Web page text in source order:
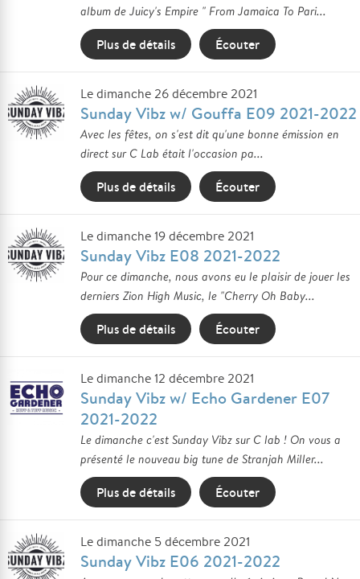
album de Juicy's Empire " From Jamaica To Pari...
Plus de détails Écouter
Le dimanche 26 décembre 2021
Sunday Vibz w/ Gouffa E09 2021-2022
Avec les fêtes, on s'est dit qu'une bonne émission en
direct sur C Lab était l'occasion pa...
Plus de détails Écouter
Le dimanche 19 décembre 2021
Sunday Vibz E08 2021-2022
Pour ce dimanche, nous avons eu le plaisir de jouer les
derniers Zion High Music, le "Cherry Oh Baby...
Plus de détails Écouter
Le dimanche 12 décembre 2021
Sunday Vibz w/ Echo Gardener E07
2021-2022
Le dimanche c'est Sunday Vibz sur C lab ! On vous a
présenté le nouveau big tune de Stranjah Miller...
Plus de détails Écouter
Le dimanche 5 décembre 2021
Sunday Vibz E06 2021-2022